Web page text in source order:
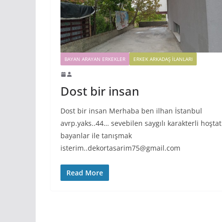
BAYAN ARAYAN ERKEKLER ERKEK ARKADAŞ ILANLARI
Dost bir insan
Dost bir insan Merhaba ben ilhan İstanbul
avrp.yaks..44… sevebilen saygılı karakterli
bayanlar ile tanışmak
isterim..dekortasarim75@gmail.com
Read More